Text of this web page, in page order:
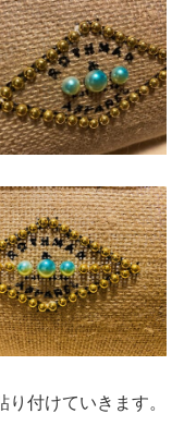
付けていきます。